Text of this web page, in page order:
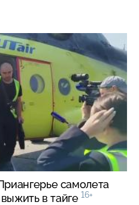
самолета
выжить в тайге 16+